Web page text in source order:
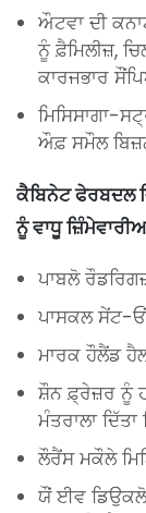
ਔਟਵਾ ਦੀ
ਨੂੰ ਫ਼ੈਮਿਲੀਜ਼,
ਕਾਰਜਭਾਰ
ਮਿਸਿਸਾਗਾ-
ਔਫ਼ ਸਮੌਲ
ਕੈਬਿਨੇਟ ਫੇਰਬਦਲ
ਨੂੰ ਵਾਧੂ
ਪਾਬਲੋ
ਪਾਸਕਲ ਸੇਂਟ-
ਮਾਰਕ ਹੌਲੈਂਡ
ਸ਼ੌਨ ਫ਼੍ਰੇਜ਼ਰ ਨੂੰ
ਮੰਤਰਾਲਾ
ਲੌਰੈਂਸ ਮਕੌਲੇ
ਯੌਂ ਈਵ